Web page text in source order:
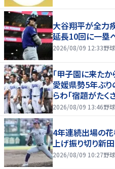
大谷翔平が全力
延長10回に一塁
2026/08/09 12:33野球
「甲子園に来た
愛媛県勢5年ぶ
らわ「宿題がたく
2026/08/09 13:46野球
4年連続出場の
上げ振り切り新
2026/08/09 10:27野球